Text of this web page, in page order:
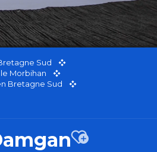
Sud
Morbihan
Bretagne Sud
Ajouter aux